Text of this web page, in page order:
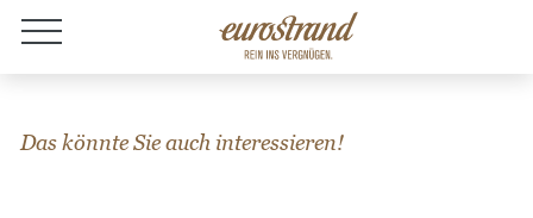
Jobs
Das könnte Sie auch interessieren!